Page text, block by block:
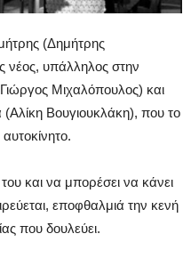
(Δημήτρης
νέος, υπάλληλος στην
Μιχαλόπουλος) και
Βουγιουκλάκη), που το
του και να μπορέσει να κάνει
εποφθαλμιά την κενή
που δουλεύει.